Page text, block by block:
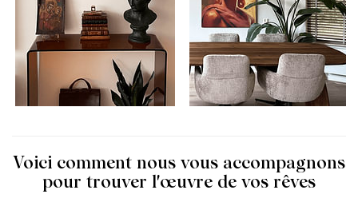
Voici comment nous vous accompagnons
pour trouver l'œuvre de vos rêves